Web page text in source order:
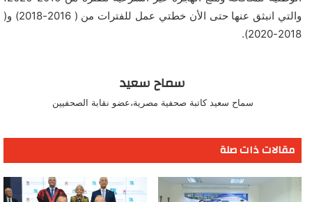
والتي انبثق عنها حتى الأن خطتي عمل للفترات من ( 2016-2018) و(
2018-2020).
سماح سعيد
سماح سعيد كاتبة صحفية مصرية،عضو نقابة الصحفيين
مقالات ذات صلة